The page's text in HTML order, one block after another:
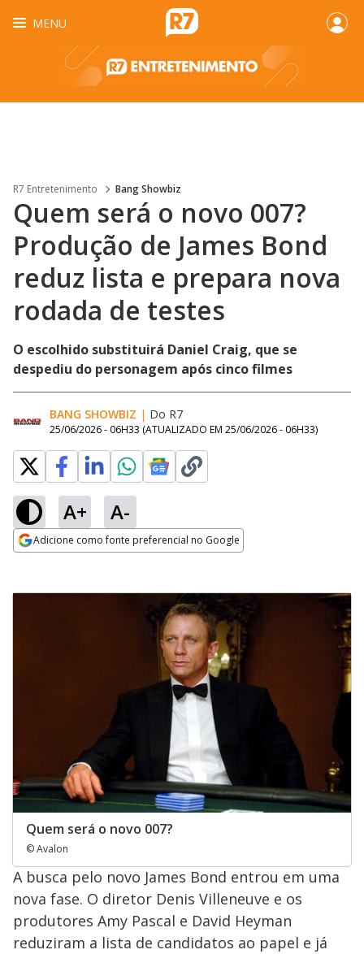
MENU
R7 Entretenimento Bang Showbiz
Quem será o novo 007?
Produção de James Bond
reduz lista e prepara nova
rodada de testes
O escolhido substituirá Daniel Craig, que se
despediu do personagem após cinco filmes
BANG SHOWBIZ | Do R7
25/06/2026 - 06H33 (ATUALIZADO EM 25/06/2026 - 06H33)
A+ A-
Adicione como fonte preferencial no Google
Quem será o novo 007?
© Avalon
A busca pelo novo James Bond entrou em uma
nova fase. O diretor Denis Villeneuve e os
produtores Amy Pascal e David Heyman
reduziram a lista de candidatos ao papel e já